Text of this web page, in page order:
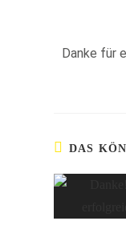
Danke für
DAS